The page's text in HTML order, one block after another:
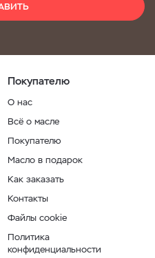
Покупателю
О нас
Всё о масле
Покупателю
Масло в подарок
Как заказать
Контакты
Файлы cookie
Политика
конфиденциальности